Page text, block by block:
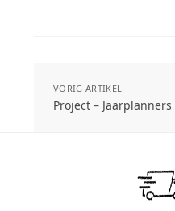
VORIG ARTIKEL
Project –